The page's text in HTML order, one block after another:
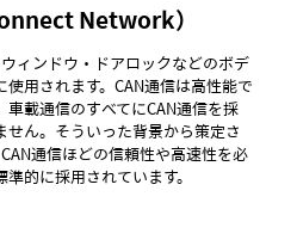
Network）
ィンドウ・ドアロックなどのボデ
用されます。CAN通信は高性能で
載通信のすべてにCAN通信を採
ん。そういった背景から策定さ
通信ほどの信頼性や高速性を必
的に採用されています。